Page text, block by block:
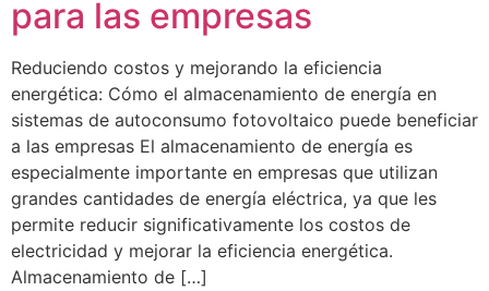
para las empresas
Reduciendo costos y mejorando la eficiencia
energética: Cómo el almacenamiento de energía en
sistemas de autoconsumo fotovoltaico puede beneficiar
a las empresas El almacenamiento de energía es
especialmente importante en empresas que utilizan
grandes cantidades de energía eléctrica, ya que les
permite reducir significativamente los costos de
electricidad y mejorar la eficiencia energética.
Almacenamiento de […]